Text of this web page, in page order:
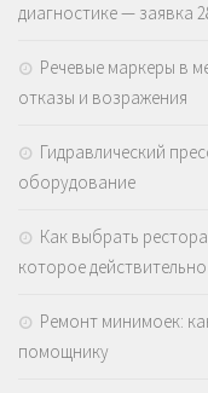
диагностике — заявка
Речевые маркеры в
отказы и возражения
Гидравлический
оборудование
Как выбрать
которое
Ремонт минимоек:
помощнику